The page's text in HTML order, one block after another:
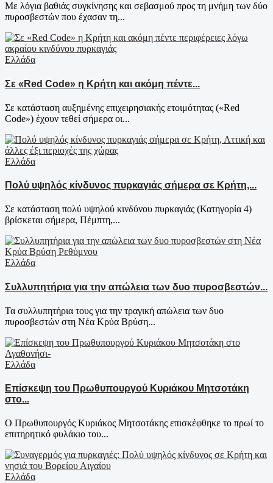
Με λόγια βαθιάς συγκίνησης και σεβασμού προς τη μνήμη των δύο
πυροσβεστών που έχασαν τη...
Ελλάδα
Σε «Red Code» η Κρήτη και ακόμη πέντε...
Σε κατάσταση αυξημένης επιχειρησιακής ετοιμότητας («Red
Code») έχουν τεθεί σήμερα οι...
Ελλάδα
Πολύ υψηλός κίνδυνος πυρκαγιάς σήμερα σε Κρήτη,...
Σε κατάσταση πολύ υψηλού κινδύνου πυρκαγιάς (Κατηγορία 4)
βρίσκεται σήμερα, Πέμπτη,...
Ελλάδα
Συλλυπητήρια για την απώλεια των δυο πυροσβεστών...
Τα συλλυπητήρια τους για την τραγική απώλεια των δυο
πυροσβεστών στη Νέα Κρύα Βρύση...
Ελλάδα
Επίσκεψη του Πρωθυπουργού Κυριάκου Μητσοτάκη
στο...
Ο Πρωθυπουργός Κυριάκος Μητσοτάκης επισκέφθηκε το πρωί το
επιτηρητικό φυλάκιο του...
Ελλάδα